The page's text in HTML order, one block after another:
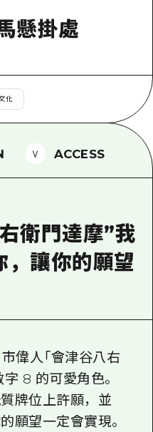
Fi
懸掛處
化
ACCESS
衛門達摩”我
，讓你的願望
偉人「會津谷八右
8 的可愛角色。
牌位上許願，並
願望一定會實現。